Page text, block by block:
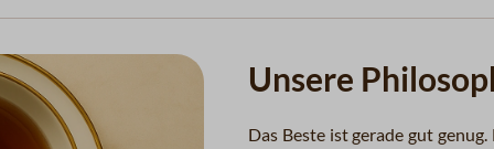
Unsere
Das Beste ist gerade gut